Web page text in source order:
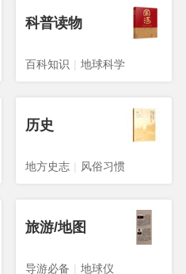
科普读物
百科知识 | 地球科学
历史
地方史志 | 风俗习惯
旅游/地图
导游必备 | 地球仪